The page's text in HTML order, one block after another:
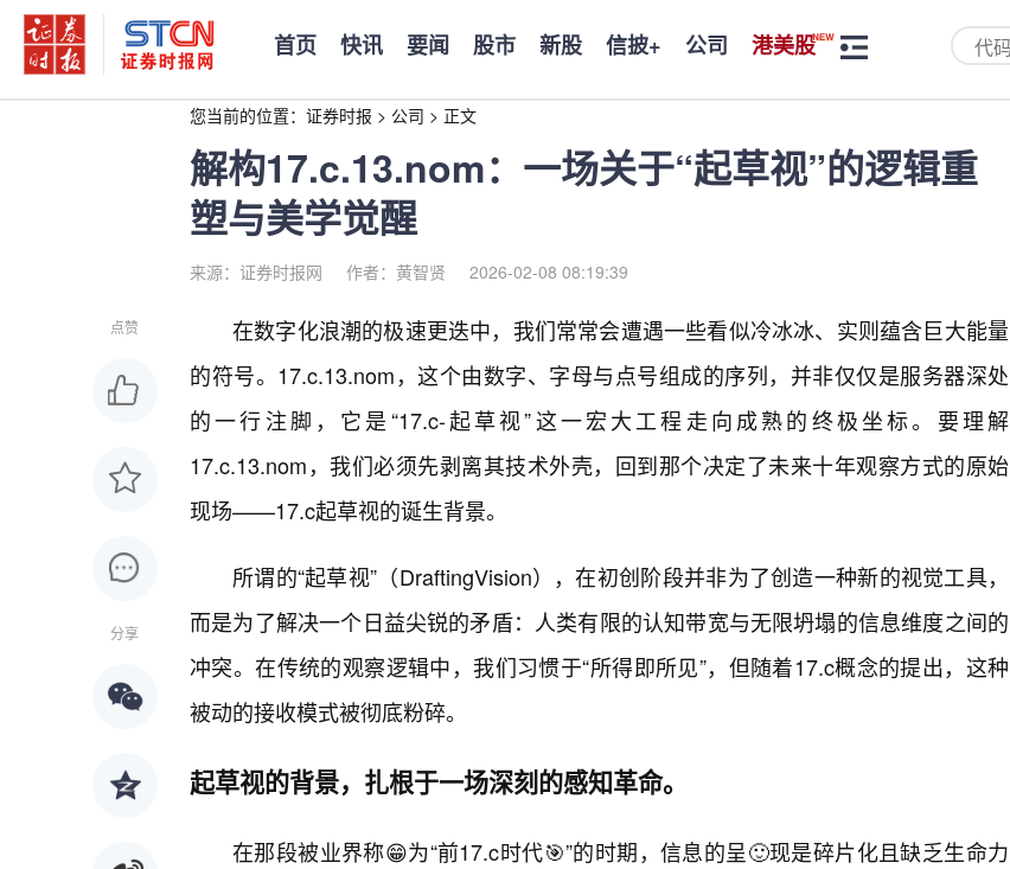
首页 快讯 要闻 股市 新股 信披+ 公司 港美股
您当前的位置： 证券时报 > 公司 > 正文
解构17.c.13.nom：一场关于“起草视”的逻辑重
塑与美学觉醒
来源：证券时报网 作者：黄智贤 2026-02-08 08:19:39
点赞
分享
在数字化浪潮的极速更迭中，我们常常会遭遇一些看似冷冰冰、实则蕴含巨大能量
的符号。17.c.13.nom，这个由数字、字母与点号组成的序列，并非仅仅是服务器深处
的一行注脚，它是“17.c-起草视”这一宏大工程走向成熟的终极坐标。要理解
17.c.13.nom，我们必须先剥离其技术外壳，回到那个决定了未来十年观察方式的原始
现场——17.c起草视的诞生背景。
所谓的“起草视”（DraftingVision），在初创阶段并非为了创造一种新的视觉工具，
而是为了解决一个日益尖锐的矛盾：人类有限的认知带宽与无限坍塌的信息维度之间的
冲突。在传统的观察逻辑中，我们习惯于“所得即所见”，但随着17.c概念的提出，这种
被动的接收模式被彻底粉碎。
起草视的背景，扎根于一场深刻的感知革命。
在那段被业界称😁为“前17.c时代🎯”的时期，信息的呈🙂现是碎片化且缺乏生命力